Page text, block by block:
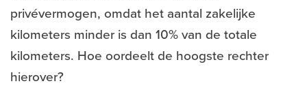
privévermogen, omdat het aantal zakelijke
kilometers minder is dan 10% van de totale
kilometers. Hoe oordeelt de hoogste rechter
hierover?